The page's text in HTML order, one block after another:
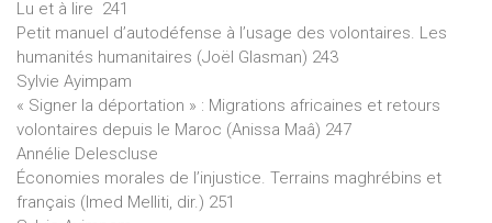
Lu et à lire 241
Petit manuel d’autodéfense à l’usage des volontaires. Les
humanités humanitaires (Joël Glasman) 243
Sylvie Ayimpam
« Signer la déportation » : Migrations africaines et retours
volontaires depuis le Maroc (Anissa Maâ) 247
Annélie Delescluse
Économies morales de l’injustice. Terrains maghrébins et
français (Imed Melliti, dir.) 251